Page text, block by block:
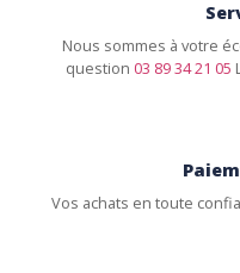
Nous sommes à votre
question 03 89 34 21 05
Vos achats en toute